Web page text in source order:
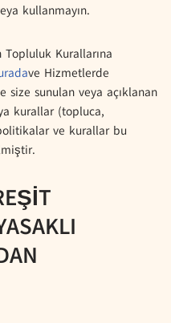
kullanmayın.
Kurallarına
ve Hizmetlerde
size sunulan veya açıklanan
kurallar (topluca,
ve kurallar bu